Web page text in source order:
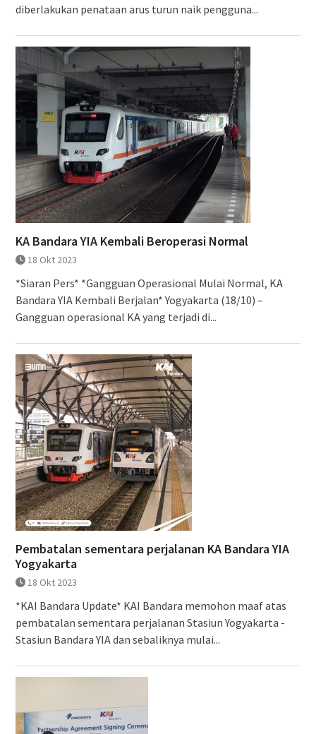
diberlakukan penataan arus turun naik pengguna...
KA Bandara YIA Kembali Beroperasi Normal
18 Okt 2023
*Siaran Pers* *Gangguan Operasional Mulai Normal, KA
Bandara YIA Kembali Berjalan* Yogyakarta (18/10) –
Gangguan operasional KA yang terjadi di...
Pembatalan sementara perjalanan KA Bandara YIA
Yogyakarta
18 Okt 2023
*KAI Bandara Update* KAI Bandara memohon maaf atas
pembatalan sementara perjalanan Stasiun Yogyakarta -
Stasiun Bandara YIA dan sebaliknya mulai...